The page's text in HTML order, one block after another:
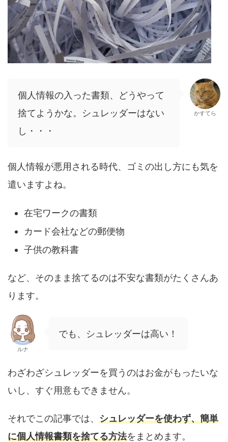
個人情報の入った書類、どうやって
捨てようかな。シュレッダーはない
し・・・
かすてら
個人情報が悪用される時代、ゴミの出し方にも気を
遣いますよね。
在宅ワークの書類
カード会社などの郵便物
子供の教科書
など、そのまま捨てるのは不安な書類がたくさんあ
ります。
ルナ
でも、シュレッダーは高い！
わざわざシュレッダーを買うのはお金がもったいな
いし、すぐ用意もできません。
それでこの記事では、 シュレッダーを使わず、簡単
に個人情報書類を捨てる方法をまとめます。